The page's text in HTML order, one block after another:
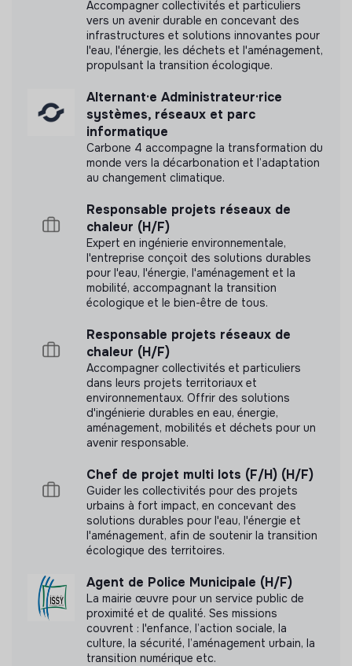
· Résoudre les incidents complexes liés au poste de
travail (OS, déploiement, configuration, cohérence
bonnes pratiques pour les équipes Helpdesk et IT
Opérationnel.
· Contribuer à la réduction des incidents récurrents par
l’amélioration des images, des politiques et des
déploiements.
Contribution aux projets & amélioration continue :
· Participer aux projets IT impactant le poste de travail
(nouveaux outils, nouvelles applis transverses,
migrations d’OS, projets sécurité).
· Évaluer l’impact des projets sur les images, Intune, les
politiques de configuration et la sécurité du poste.
· Proposer des améliorations continues pour réduire la
complexité, améliorer l’expérience utilisateur et
renforcer la sécurité et la résilience du parc.
N'a pas encore communiqué de documents de
transparence
Accompagner collectivités et particuliers
vers un avenir durable en concevant des
infrastructures et solutions innovantes pour
l'eau, l'énergie, les déchets et l'aménagement,
propulsant la transition écologique.
Alternant·e Administrateur·rice
systèmes, réseaux et parc
informatique
Carbone 4 accompagne la transformation du
monde vers la décarbonation et l’adaptation
au changement climatique.
Responsable projets réseaux de
chaleur (H/F)
Expert en ingénierie environnementale,
l'entreprise conçoit des solutions durables
pour l'eau, l'énergie, l'aménagement et la
mobilité, accompagnant la transition
écologique et le bien-être de tous.
Responsable projets réseaux de
chaleur (H/F)
Accompagner collectivités et particuliers
dans leurs projets territoriaux et
environnementaux. Offrir des solutions
d'ingénierie durables en eau, énergie,
aménagement, mobilités et déchets pour un
avenir responsable.
Chef de projet multi lots (F/H) (H/F)
Guider les collectivités pour des projets
urbains à fort impact, en concevant des
solutions durables pour l'eau, l'énergie et
l'aménagement, afin de soutenir la transition
écologique des territoires.
Agent de Police Municipale (H/F)
La mairie œuvre pour un service public de
proximité et de qualité. Ses missions
couvrent : l'enfance, l’action sociale, la
culture, la sécurité, l’aménagement urbain, la
transition numérique etc.